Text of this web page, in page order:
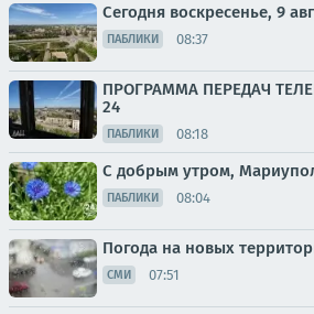
Сегодня воскресенье, 9
ПАБЛИКИ 08:37
ПРОГРАММА ПЕРЕДАЧ
24
ПАБЛИКИ 08:18
С добрым утром,
ПАБЛИКИ 08:04
Погода на новых
СМИ 07:51